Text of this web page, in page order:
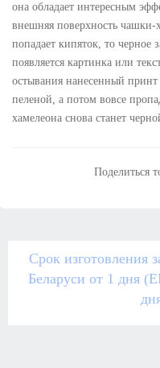
она обладает интересным
внешняя поверхность чашки-
попадает кипяток, то черное
появляется картинка или
остывания нанесенный принт
пеленой, а потом вовсе
хамелеона снова станет
Поделиться
Срок изготовления
Беларуси от 1 дня